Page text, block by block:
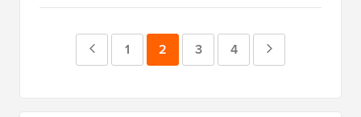
PaginaPagina
1 Pagina
2 Pagina
3 Pagina
4